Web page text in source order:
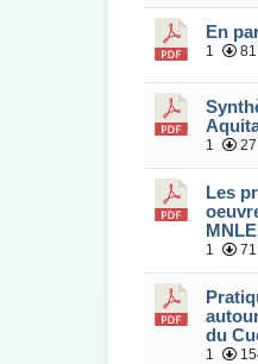
En
1 81
1 27
Les
MNLE
1 71
du
1